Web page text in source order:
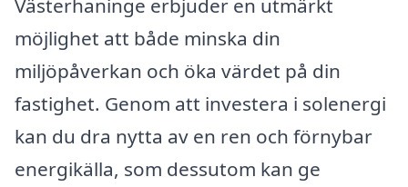
Västerhaninge erbjuder en utmärkt
möjlighet att både minska din
miljöpåverkan och öka värdet på din
fastighet. Genom att investera i solenergi
kan du dra nytta av en ren och förnybar
energikälla, som dessutom kan ge